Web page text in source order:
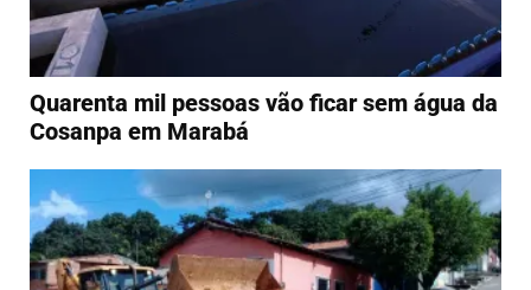
Quarenta mil pessoas vão ficar sem água da
Cosanpa em Marabá